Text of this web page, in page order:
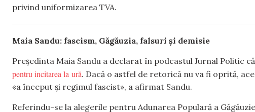
privind uniformizarea TVA.
Maia Sandu: fascism, Găgăuzia, falsuri și demisie
Președinta Maia Sandu a declarat în podcastul Jurnal Politic
pentru incitarea la ură. Dacă o astfel de retorică nu va fi oprită,
«a început și regimul fascist», a afirmat Sandu.
Referindu-se la alegerile pentru Adunarea Populară a